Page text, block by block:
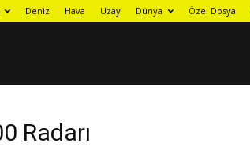
Deniz Hava Uzay Dünya Özel Dosya
Radarı